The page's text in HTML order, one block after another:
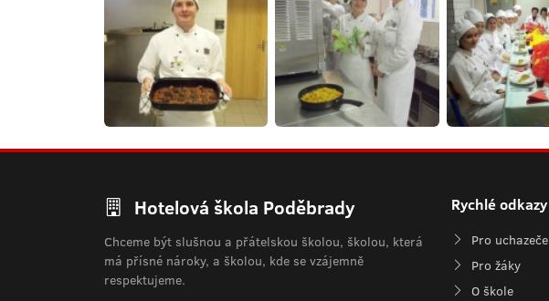
Hotelová škola Poděbrady
Chceme být slušnou a přátelskou školou, školou, která
má přísné nároky, a školou, kde se vzájemně
respektujeme.
Rychlé odkazy
Pro uchazeče
Pro žáky
O škole